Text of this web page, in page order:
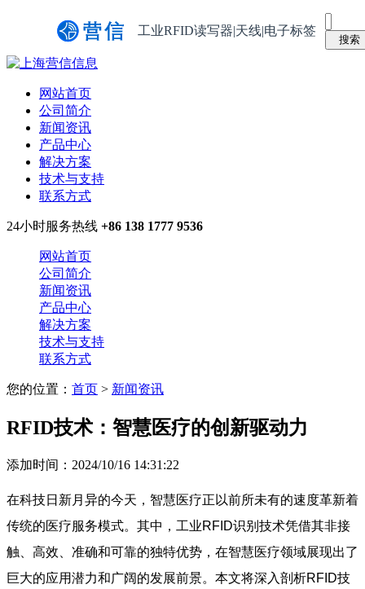
工业RFID读写器|天线|电子标签
网站首页
公司简介
新闻资讯
产品中心
解决方案
技术与支持
联系方式
24小时服务热线 +86 138 1777 9536
网站首页
公司简介
新闻资讯
产品中心
解决方案
技术与支持
联系方式
您的位置： 首页 > 新闻资讯
RFID技术：智慧医疗的创新驱动力
添加时间：2024/10/16 14:31:22
在科技日新月异的今天，智慧医疗正以前所未有的速度革新着
传统的医疗服务模式。其中，工业RFID识别技术凭借其非接
触、高效、准确和可靠的独特优势，在智慧医疗领域展现出了
巨大的应用潜力和广阔的发展前景。本文将深入剖析RFID技